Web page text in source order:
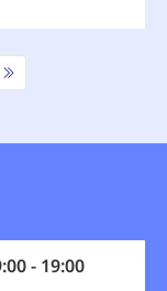
- 19:00